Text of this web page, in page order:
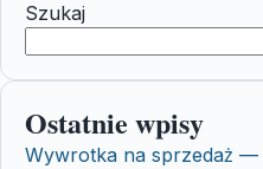
Szukaj
Ostatnie wpisy
Wywrotka na sprzedaż